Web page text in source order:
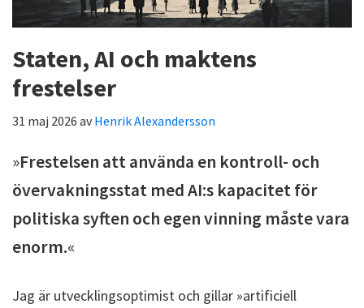
Staten, AI och maktens
frestelser
31 maj 2026 avHenrik Alexandersson
»Frestelsen att använda en kontroll- och
övervakningsstat med AI:s kapacitet för
politiska syften och egen vinning måste vara
enorm.«
Jag är utvecklingsoptimist och gillar »artificiell